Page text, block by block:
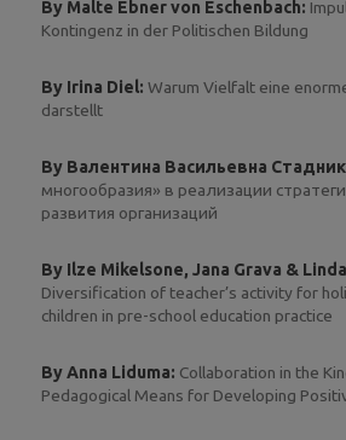
By Malte Ebner von Eschenbach:
Kontingenz in der Politischen Bildung
By Irina Diel: Warum Vielfalt eine
darstellt
By Валентина Васильевна
многообразия» в реализации
развития организаций
By Ilze Mikelsone, Jana Grava &
Diversification of teacher’s activity for
children in pre-school education practice
By Anna Liduma: Collaboration in the
Pedagogical Means for Developing